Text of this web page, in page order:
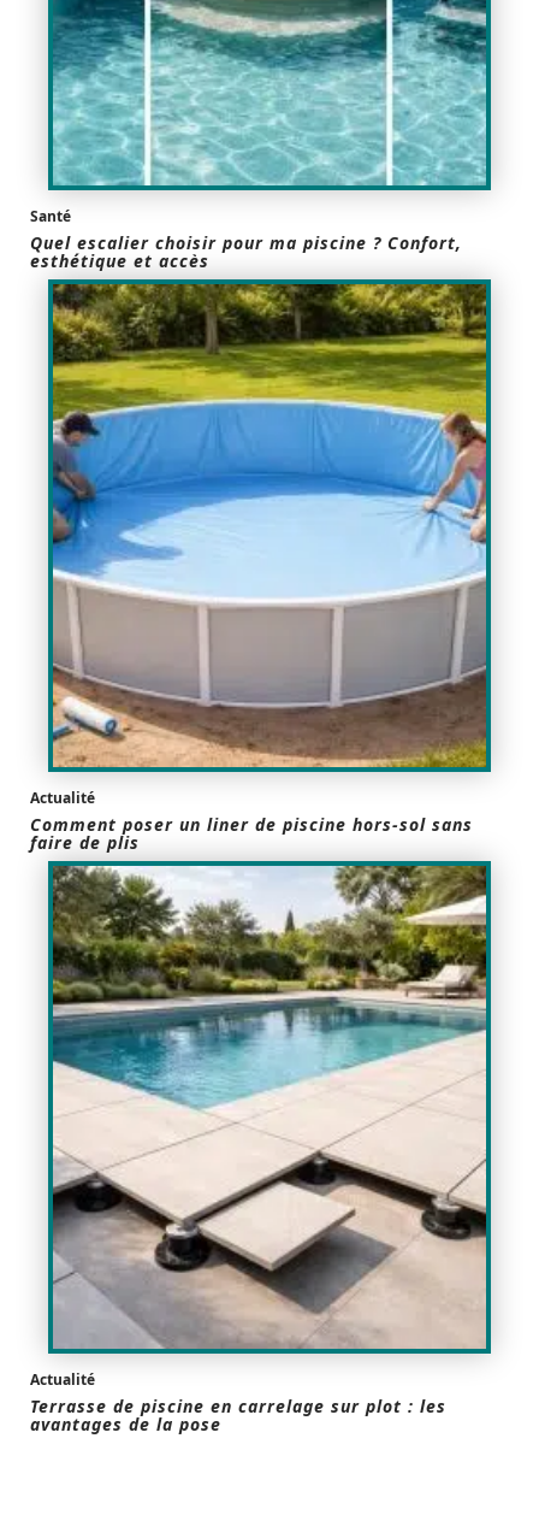
Santé
Quel escalier choisir pour ma piscine ? Confort,
esthétique et accès
Actualité
Comment poser un liner de piscine hors-sol sans
faire de plis
Actualité
Terrasse de piscine en carrelage sur plot : les
avantages de la pose